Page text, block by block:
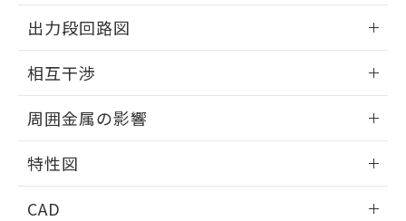
外形図
出力段回路図
出力段回路図
相互干渉
相互干渉
周囲金属の影響
周囲金属の影響
特性図
CAD
※当社の共同利用者とは、
の共同利用に関して"
用者の範囲」に記載されている法人を
EU RoHS指令（10物質）の非含有証明書
51物質の非含有証明書（当社基準）
※本証明書は発行日時点で非含有を証明す
るもので、過去に遡って非含有を証明する
ものではありません。
物質の対応では、対応完了までの期間は出
荷製品に未対応品が混在することから備考
欄に対応日を記載しておりました。
既に当社にて対応品への在庫切替を完了